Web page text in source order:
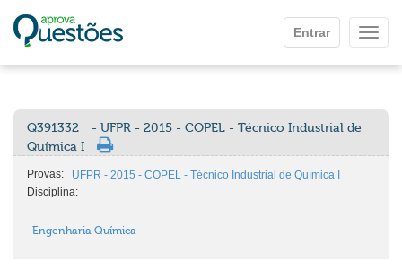
Entrar
Q391332
- UFPR - 2015 - COPEL - Técnico Industrial de
Química I
Provas:
UFPR - 2015 - COPEL - Técnico Industrial de Química I
Disciplina:
Engenharia Química